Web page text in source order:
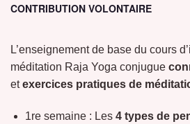
CONTRIBUTION VOLONTAIRE
L’enseignement de base du cours
méditation Raja Yoga conjugue
etexercices pratiques de
1re semaine : Les 4 types de